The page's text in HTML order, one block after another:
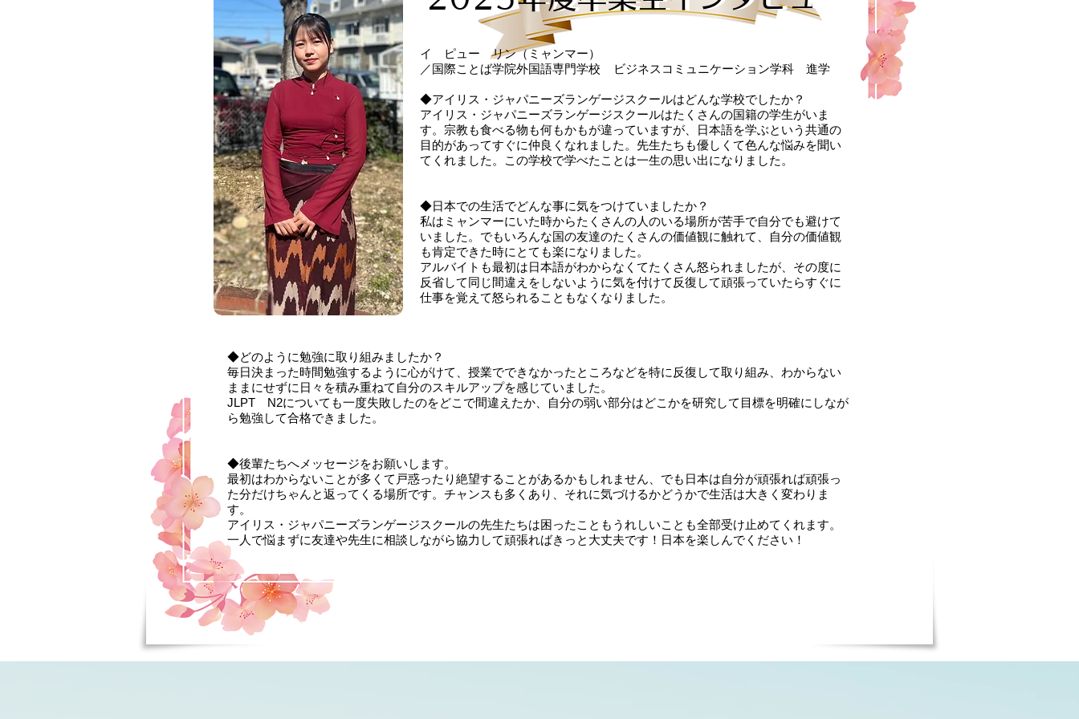
イ ピュー リン（ミャンマー）
／国際ことば学院外国語専門学校 ビジネスコミュニケーション学科 進学
◆アイリス・ジャパニーズランゲージスクールはどんな学校でしたか？
アイリス・ジャパニーズランゲージスクールはたくさんの国籍の学生がいま
す。宗教も食べる物も何もかもが違っていますが、日本語を学ぶという共通の
目的があってすぐに仲良くなれました。先生たちも優しくて色んな悩みを聞い
てくれました。この学校で学べたことは一生の思い出になりました。
◆日本での生活でどんな事に気をつけていましたか？
私はミャンマーにいた時からたくさんの人のいる場所が苦手で自分でも避けて
いました。でもいろんな国の友達のたくさんの価値観に触れて、自分の価値観
も肯定できた時にとても楽になりました。
アルバイトも最初は日本語がわからなくてたくさん怒られましたが、その度に
反省して同じ間違えをしないように気を付けて反復して頑張っていたらすぐに
仕事を覚えて怒られることもなくなりました。
◆どのように勉強に取り組みましたか？
毎日決まった時間勉強するように心がけて、授業でできなかったところなどを特に反復して取り組み、わからない
ままにせずに日々を積み重ねて自分のスキルアップを感じていました。
JLPT N2についても一度失敗したのをどこで間違えたか、自分の弱い部分はどこかを研究して目標を明確にしなが
ら勉強して合格できました。
◆後輩たちへメッセージをお願いします。
最初はわからないことが多くて戸惑ったり絶望することがあるかもしれません、でも日本は自分が頑張れば頑張っ
た分だけちゃんと返ってくる場所です。チャンスも多くあり、それに気づけるかどうかで生活は大きく変わりま
す。
アイリス・ジャパニーズランゲージスクールの先生たちは困ったこともうれしいことも全部受け止めてくれます。
一人で悩まずに友達や先生に相談しながら協力して頑張ればきっと大丈夫です！日本を楽しんでください！